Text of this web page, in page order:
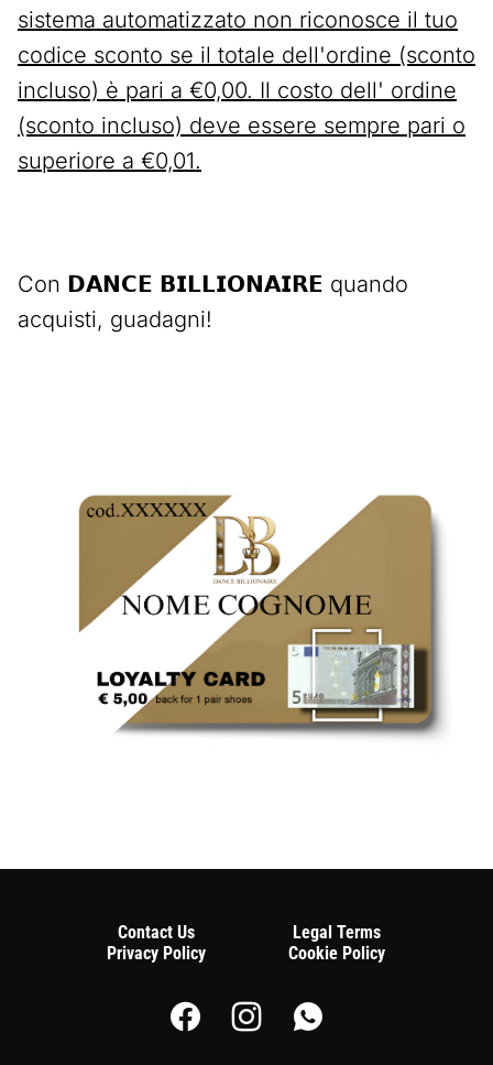
sistema automatizzato non riconosce il tuo
codice sconto se il totale dell'ordine (sconto
incluso) è pari a €0,00. Il costo dell' ordine
(sconto incluso) deve essere sempre pari o
superiore a €0,01.
Con 𝗗𝗔𝗡𝗖𝗘 𝗕𝗜𝗟𝗟𝗜𝗢𝗡𝗔𝗜𝗥𝗘 quando
acquisti, guadagni!
Contact Us
Legal Terms
Privacy Policy
Cookie Policy